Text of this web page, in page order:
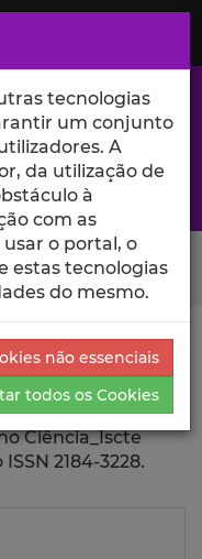
no Iscte
Ciência_Iscte
2184-3228.
tecnologias
um conjunto
A
da utilização de
à
com as
o portal, o
estas tecnologias
do mesmo.
não essenciais
todos os Cookies